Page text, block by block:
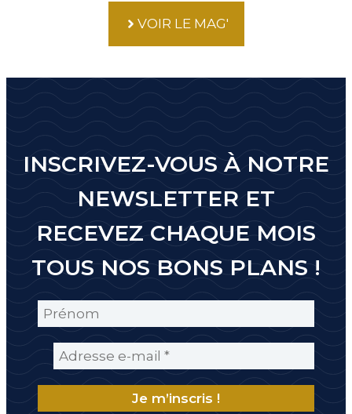
VOIR LE MAG'
INSCRIVEZ-VOUS À NOTRE
NEWSLETTER ET
RECEVEZ CHAQUE MOIS
TOUS NOS BONS PLANS !